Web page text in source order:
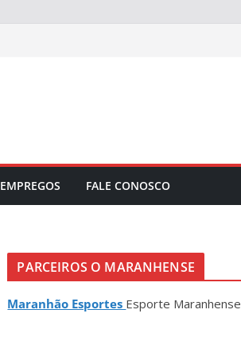
EMPREGOS FALE CONOSCO
PARCEIROS O MARANHENSE
Maranhão Esportes Esporte Maranhense